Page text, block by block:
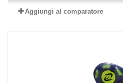
Aggiungi al comparatore